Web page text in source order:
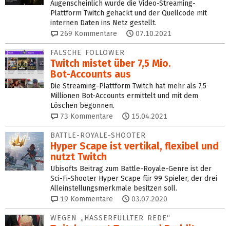
Augenscheinlich wurde die Video-Streaming-
Plattform Twitch gehackt und der Quellcode mit
internen Daten ins Netz gestellt.
269 Kommentare 07.10.2021
FALSCHE FOLLOWER
Twitch mistet über 7,5 Mio.
Bot‑Accounts aus
Die Streaming-Plattform Twitch hat mehr als 7,5
Millionen Bot-Accounts ermittelt und mit dem
Löschen begonnen.
73 Kommentare 15.04.2021
BATTLE-ROYALE-SHOOTER
Hyper Scape ist vertikal, flexibel und
nutzt Twitch
Ubisofts Beitrag zum Battle-Royale-Genre ist der
Sci-Fi-Shooter Hyper Scape für 99 Spieler, der drei
Alleinstellungsmerkmale besitzen soll.
19 Kommentare 03.07.2020
WEGEN „HASSERFÜLLTER REDE“